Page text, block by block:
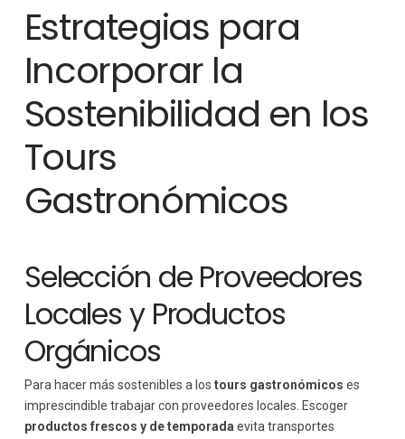
Estrategias para
Incorporar la
Sostenibilidad en los
Tours
Gastronómicos
Selección de Proveedores
Locales y Productos
Orgánicos
Para hacer más sostenibles a los tours gastronómicos es
imprescindible trabajar con proveedores locales. Escoger
productos frescos y de temporada evita transportes